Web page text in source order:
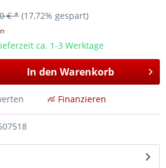
€ * (17,72% gespart)
ca. 1-3 Werktage
In den Warenkorb
Finanzieren